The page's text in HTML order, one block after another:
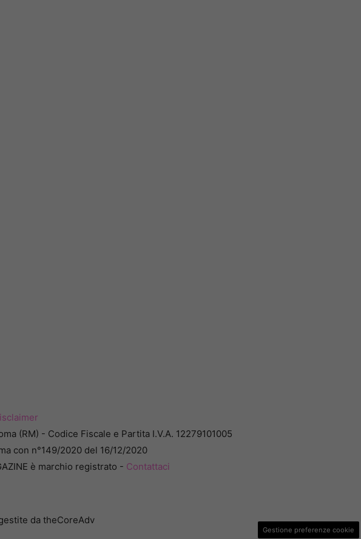
(RM) - Codice Fiscale e Partita I.V.A. 12279101005
con n°149/2020 del 16/12/2020
è marchio registrato - Contattaci
da theCoreAdv
Gestione preferenze cookie